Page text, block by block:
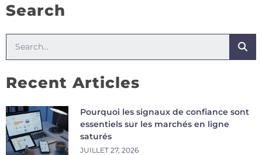
Search
Recent Articles
Pourquoi les signaux de confiance sont
essentiels sur les marchés en ligne
saturés
JUILLET 27, 2026